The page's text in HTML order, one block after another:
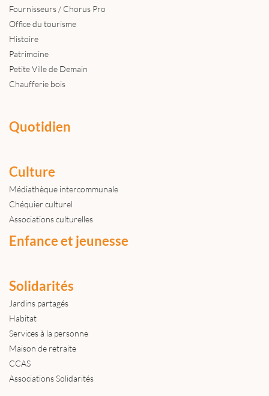
Fournisseurs / Chorus Pro
Office du tourisme
Histoire
Patrimoine
Petite Ville de Demain
Chaufferie bois
Quotidien
Culture
Médiathèque intercommunale
Chéquier culturel
Associations culturelles
Enfance et jeunesse
Solidarités
Jardins partagés
Habitat
Services à la personne
Maison de retraite
CCAS
Associations Solidarités